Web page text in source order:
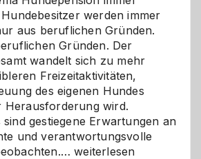
werden immer
aus beruflichen Gründen.
Gründen. Der
wandelt sich zu mehr
Freizeitaktivitäten,
des eigenen Hundes
Herausforderung wird.
gestiegene Erwartungen an
und verantwortungsvolle
Betreuung
weiterlesen